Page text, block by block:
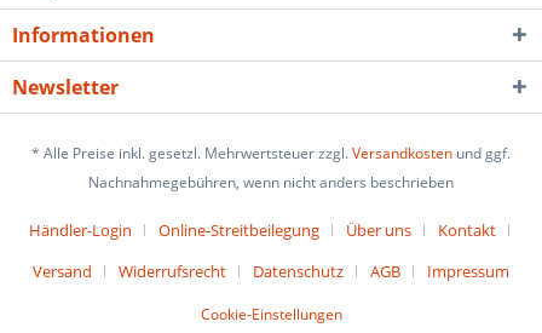
Informationen
Newsletter
* Alle Preise inkl. gesetzl. Mehrwertsteuer zzgl.Versandkosten und ggf.
Nachnahmegebühren, wenn nicht anders beschrieben
Händler-Login Online-Streitbeilegung Über uns
Kontakt
Versand
Widerrufsrecht Datenschutz AGB Impressum
Cookie-Einstellungen